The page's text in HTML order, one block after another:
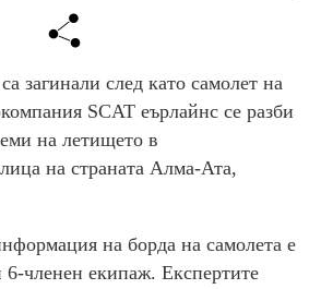
загинали след като самолет на
SCAT еърлайнс се разби
на летището в
на страната Алма-Ата,
на борда на самолета е
членен екипаж. Експертите